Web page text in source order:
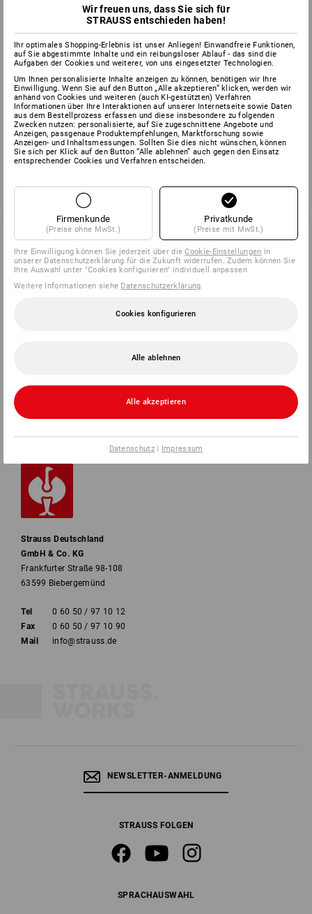
High-Tech-Mischgewebe die Bauschkraft von Daune mit der
Atmungsaktivität und Elastizität von ISOFILL®. Das
Kälteisolierung. Sehr leicht und bequem kommt ISOFILL®
TEKNO DOWN in Winter Arbeitsjacken zum Einsatz, sorgt für
bestes Wärmeverhalten bei geringem Volumen. Hält
dauerhaft warm, hervorragend geeignet für Tätigkeiten mit
wenig körperlicher Aktivität bei niedrigsten
Außentemperaturen.
zurück
SERVICE 0 60 50 / 97 10 12
Strauss Deutschland
GmbH & Co. KG
Frankfurter Straße 98-108
63599 Biebergemünd
Tel
0 60 50 / 97 10 12
Fax
0 60 50 / 97 10 90
Mail
info@strauss.de
NEWSLETTER-ANMELDUNG
STRAUSS FOLGEN
SPRACHAUSWAHL
Wir freuen uns, dass Sie sich für
STRAUSS entschieden haben!
Ihr optimales Shopping-Erlebnis ist unser Anliegen! Einwandfreie Funktionen,
auf Sie abgestimmte Inhalte und ein reibungsloser Ablauf - das sind die
Aufgaben der Cookies und weiterer, von uns eingesetzter Technologien.
Um Ihnen personalisierte Inhalte anzeigen zu können, benötigen wir Ihre
Einwilligung. Wenn Sie auf den Button „Alle akzeptieren“ klicken, werden wir
anhand von Cookies und weiteren (auch KI-gestützten) Verfahren
Informationen über Ihre Interaktionen auf unserer Internetseite sowie Daten
aus dem Bestellprozess erfassen und diese insbesondere zu folgenden
Zwecken nutzen: personalisierte, auf Sie zugeschnittene Angebote und
Anzeigen, passgenaue Produktempfehlungen, Marktforschung sowie
Anzeigen- und Inhaltsmessungen. Sollten Sie dies nicht wünschen, können
Sie sich per Klick auf den Button “Alle ablehnen” auch gegen den Einsatz
entsprechender Cookies und Verfahren entscheiden.
Firmenkunde
(Preise ohne MwSt.)
Privatkunde
(Preise mit MwSt.)
Ihre Einwilligung können Sie jederzeit über dieCookie-Einstellungen in
unserer Datenschutzerklärung für die Zukunft widerrufen. Zudem können Sie
Ihre Auswahl unter "Cookies konfigurieren" individuell anpassen
Weitere Informationen siehe Datenschutzerklärung
Cookies konfigurieren
Alle ablehnen
Alle akzeptieren
Datenschutz| Impressum